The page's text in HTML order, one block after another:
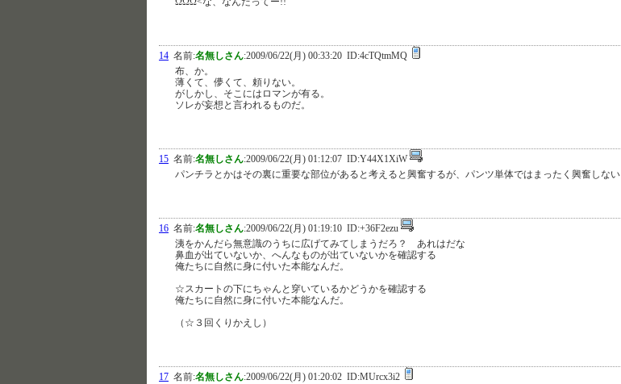
14 名前:名無しさん:2009/06/22(月) 00:33:20 ID:4cTQtmMQ
布、か。
薄くて、儚くて、頼りない。
がしかし、そこにはロマンが有る。
ソレが妄想と言われるものだ。
15 名前:名無しさん:2009/06/22(月) 01:12:07 ID:Y44X1XiW
パンチラとかはその裏に重要な部位があると考えると興奮するが、パンツ単体ではまったく興奮しない
16 名前:名無しさん:2009/06/22(月) 01:19:10 ID:+36F2ezu
洟をかんだら無意識のうちに広げてみてしまうだろ？ あれはだな
鼻血が出ていないか、へんなものが出ていないかを確認する
俺たちに自然に身に付いた本能なんだ。
☆スカートの下にちゃんと穿いているかどうかを確認する
俺たちに自然に身に付いた本能なんだ。
（☆３回くりかえし）
17 名前:名無しさん:2009/06/22(月) 01:20:02 ID:MUrcx3i2